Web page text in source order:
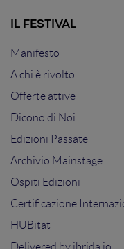
IL FESTIVAL
Manifesto
A chi è rivolto
Offerte attive
Dicono di Noi
Edizioni Passate
Archivio Mainstage
Ospiti Edizioni
Certificazione
HUBitat
Delivered by ibrida.io